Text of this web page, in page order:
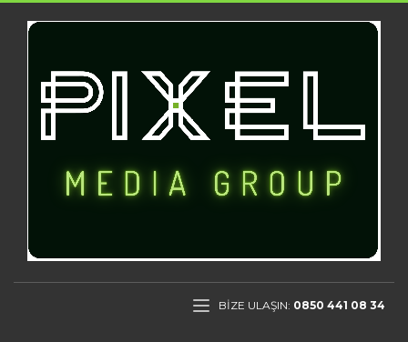
BİZE ULAŞIN: 0850 441 08 34